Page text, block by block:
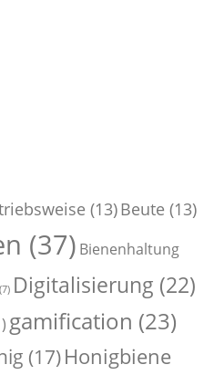
(13)Beute (13)
(37) Bienenhaltung
(7) Digitalisierung (22)
gamification (23)
(17)Honigbiene